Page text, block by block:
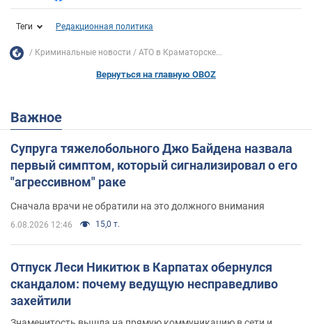
Теги Редакционная политика
Криминальные новости АТО в Краматорске...
Вернуться на главную OBOZ
Важное
Супруга тяжелобольного Джо Байдена назвала
первый симптом, который сигнализировал о его
"агрессивном" раке
Сначала врачи не обратили на это должного внимания
6.08.2026 12:46 15,0 т.
Отпуск Леси Никитюк в Карпатах обернулся
скандалом: почему ведущую несправедливо
захейтили